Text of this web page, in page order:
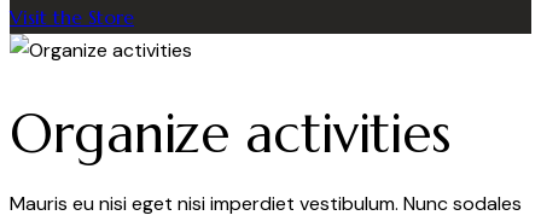
Visit the Store
Organize activities
Mauris eu nisi eget nisi imperdiet vestibulum. Nunc sodales